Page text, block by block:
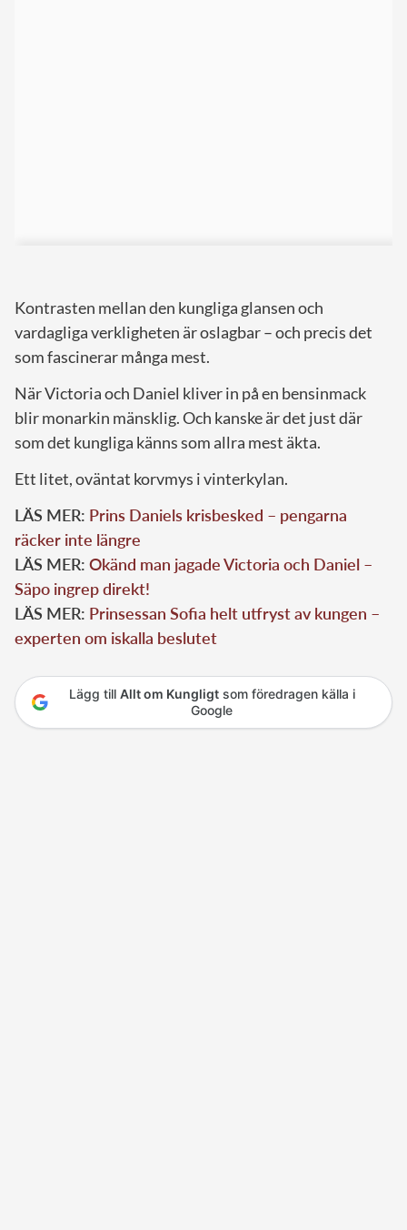
Kontrasten mellan den kungliga glansen och
vardagliga verkligheten är oslagbar – och precis det
som fascinerar många mest.
När Victoria och Daniel kliver in på en bensinmack
blir monarkin mänsklig. Och kanske är det just där
som det kungliga känns som allra mest äkta.
Ett litet, oväntat korvmys i vinterkylan.
LÄS MER: Prins Daniels krisbesked – pengarna
räcker inte längre
LÄS MER: Okänd man jagade Victoria och Daniel –
Säpo ingrep direkt!
LÄS MER: Prinsessan Sofia helt utfryst av kungen –
experten om iskalla beslutet
Lägg till Allt om Kungligtsom föredragen källa i
Google